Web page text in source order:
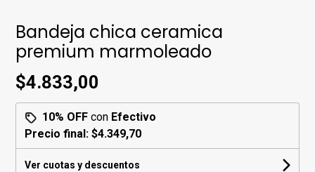
Bandeja chica ceramica
premium marmoleado
$4.833,00
10% OFF con Efectivo
Precio final:$4.349,70
Ver cuotas y descuentos